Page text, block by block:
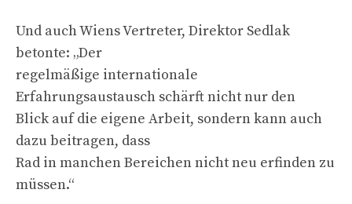
Und auch Wiens Vertreter, Direktor Sedlak
betonte: „Der
regelmäßige internationale
Erfahrungsaustausch schärft nicht nur den
Blick auf die eigene Arbeit, sondern kann auch
dazu beitragen, dass
Rad in manchen Bereichen nicht neu erfinden zu
müssen.“